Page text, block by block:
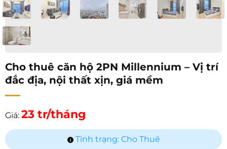
Cho thuê căn hộ 2PN Millennium – Vị trí
đắc địa, nội thất xịn, giá mềm
Giá: 23 tr/tháng
Tình trạng: Cho Thuê